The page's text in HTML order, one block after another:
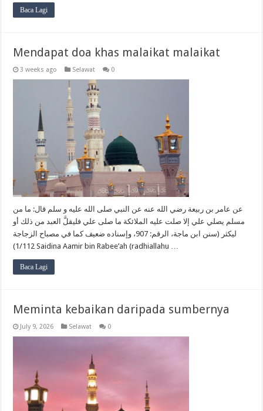
Baca Lagi
Mendapat doa khas malaikat malaikat
3 weeks ago Selawat 0
عن عامر بن ربيعة رضي الله عنه عن النبي صلى الله عليه و سلم قال: ما من
مسلم يصلي علي إلا صلت عليه الملائكة ما صلى علي فليقلَّ العبد من ذلك أو
ليكثر (سنن ابن ماجة، الرقم: 907، وإسناده ضعيف كما في مصباح الزجاجة
1/112) Saidina Aamir bin Rabee’ah (radhiallahu …
Baca Lagi
Meminta kebaikan daripada sumbernya
July 9, 2026 Selawat 0